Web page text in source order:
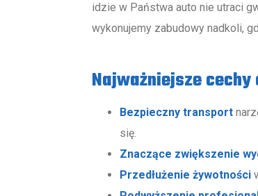
idzie w Państwa auto nie utraci
wykonujemy zabudowy nadkoli,
Najważniejsze
Bezpieczny transport
się.
Znaczące zwiększenie
Przedłużenie żywotności